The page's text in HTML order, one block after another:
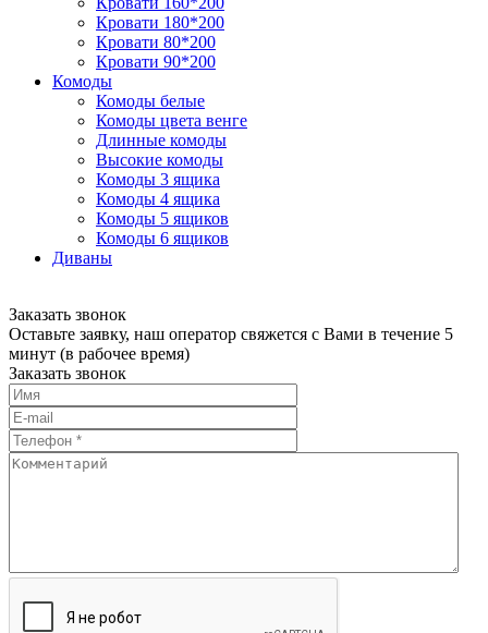
Кровати 180*200
Кровати 80*200
Кровати 90*200
Комоды
Комоды белые
Комоды цвета венге
Длинные комоды
Высокие комоды
Комоды 3 ящика
Комоды 4 ящика
Комоды 5 ящиков
Комоды 6 ящиков
Диваны
Заказать звонок
Оставьте заявку, наш оператор свяжется с Вами в течение 5
минут (в рабочее время)
Заказать звонок